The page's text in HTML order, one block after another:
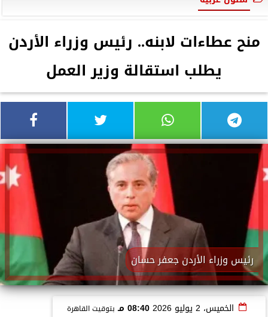
منح عطاءات لابنه.. رئيس وزراء الأردن
يطلب استقالة وزير العمل
رئيس وزراء الأردن جعفر حسان
الخميس، 2 يوليو 2026 08:40 مـ بتوقيت القاهرة